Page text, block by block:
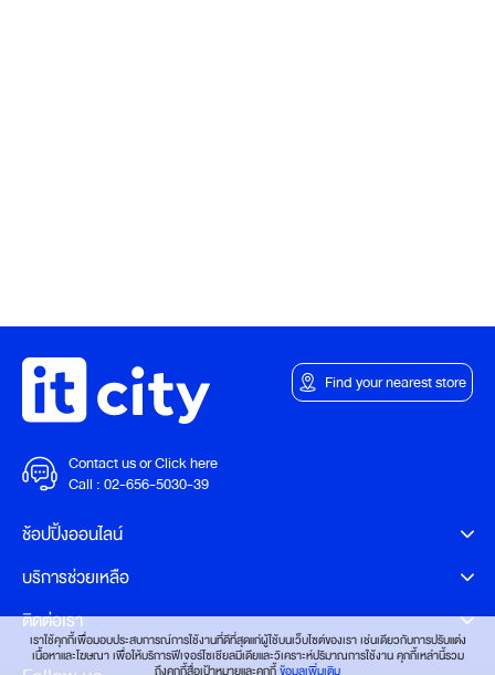
Contact us or Click here
Call :02-656-5030-39
Find your nearest store
ช้อปปิ้งออนไลน์
บริการช่วยเหลือ
ติดต่อเรา
เราใช้คุกกี้เพื่อมอบประสบการณ์การใช้งานที่ดีที่สุดแก่ผู้ใช้บนเว็บไซต์ของเรา เช่นเดียวกับการปรับแต่ง
เนื้อหาและโฆษณา เพื่อให้บริการฟีเจอร์โซเชียลมีเดียและวิเคราะห์ปริมาณการใช้งาน คุกกี้เหล่านี้รวม
ถึงคุกกี้สื่อเป้าหมายและคุกกี้ข้อมูลเพิ่มเติม